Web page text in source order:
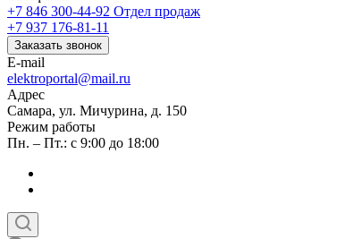
+7 846 300-44-92 Отдел продаж
+7 937 176-81-11
Заказать звонок
E-mail
elektroportal@mail.ru
Адрес
Самара, ул. Мичурина, д. 150
Режим работы
Пн. – Пт.: с 9:00 до 18:00